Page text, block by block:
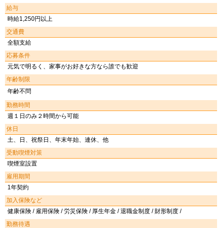
給与
時給1,250円以上
交通費
全額支給
応募条件
元気で明るく、家事がお好きな方なら誰でも歓迎
年齢制限
年齢不問
勤務時間
週１日のみ２時間から可能
休日
土、日、祝祭日、年末年始、連休、他
受動喫煙対策
喫煙室設置
雇用期間
1年契約
加入保険など
健康保険 / 雇用保険 / 労災保険 / 厚生年金 / 退職金制度 / 財形制度 /
勤務待遇